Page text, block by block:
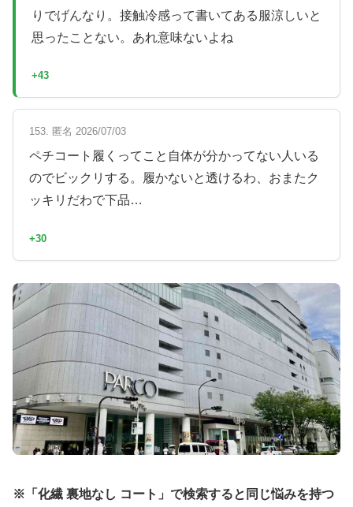
りでげんなり。接触冷感って書いてある服涼しいと
思ったことない。あれ意味ないよね
+43
153. 匿名 2026/07/03
ペチコート履くってこと自体が分かってない人いる
のでビックリする。履かないと透けるわ、おまたク
ッキリだわで下品…
+30
※「化繊 裏地なし コート」で検索すると同じ悩みを持つ